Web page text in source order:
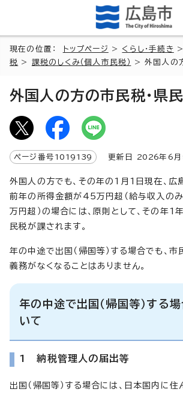
現在の位置： トップページ > くらし・手続き
税
> 課税のしくみ（個人市民税） > 外国人の
外国人の方の市民税・県
ページ番号 1019139 更新日 2026年6月
外国人の方でも、その年の1月1日現在、広
前年の所得金額が45万円超（給与収入の
万円超）の場合には、原則として、その年1
民税が課されます。
年の中途で出国（帰国等）する場合でも、市
義務がなくなることはありません。
年の中途で出国（帰国等）する
いて
1 納税管理人の届出等
出国（帰国等）する場合には、日本国内に